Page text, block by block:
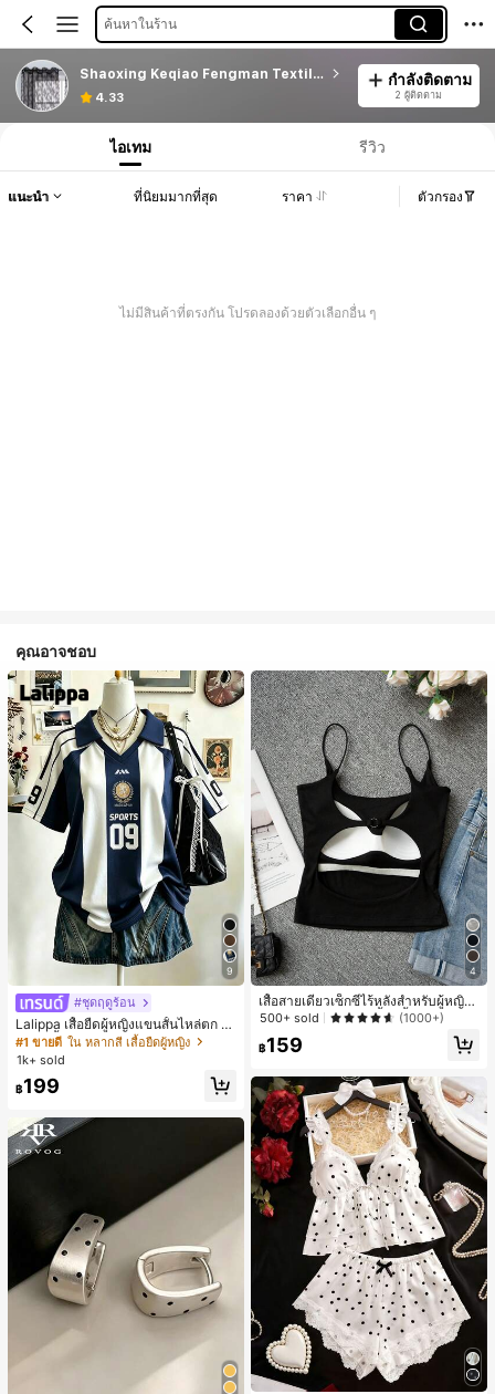
ค้นหาในร้าน
Shaoxing Keqiao Fengman Textile Factory
4.33
กำลังติดตาม
2 ผู้ติดตาม
ไอเทม รีวิว
แนะนำ ที่นิยมมากที่สุด ราคา ตัวกรอง
ไม่มีสินค้าที่ตรงกัน โปรดลองด้วยตัวเลือกอื่น ๆ
คุณอาจชอบ
9
#ชุดฤดูร้อน
Lalippa เสื้อยืดผู้หญิงแขนสั้นไหล่ตก ค
อวีปกเสื้อ ลายพิมพ์ดิจิทัลลายทาง สไตล์
สปอร์ตแฟชั่นมินิมอล ของขวัญสำหรับเ
พื่อน
#1 ขายดี ใน หลากสี เสื้อยืดผู้หญิง
1k+ sold
฿199
4
เสื้อสายเดี่ยวเซ็กซี่ไร้หลังสำหรับผู้หญิง
พร้อมบราแบบมีฟองน้ำ, เสื้อกล้ามแขน
500+ sold (1000+)
฿159